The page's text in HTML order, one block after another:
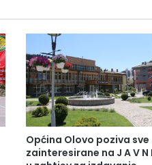
Općina Olovo poziva sve
zainteresirane na J A V N